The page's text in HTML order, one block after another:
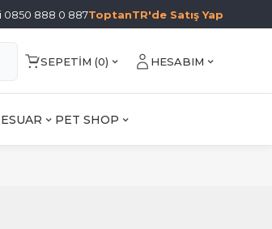
0850 888 0 887ToptanTR'de Satış Yap
SEPETIM (0) HESABIM
PET SHOP